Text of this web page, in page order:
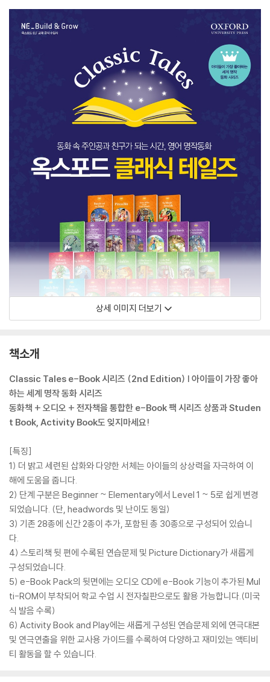
상세 이미지 더보기
책소개
Classic Tales e-Book 시리즈 (2nd Edition) | 아이들이 가장 좋아
하는 세계 명작 동화 시리즈
동화책 + 오디오 + 전자책을 통합한 e-Book 팩 시리즈 상품과 Studen
t Book, Activity Book도 잊지마세요!
[특징]
1) 더 밝고 세련된 삽화와 다양한 서체는 아이들의 상상력을 자극하여 이
해에 도움을 줍니다.
2) 단계 구분은 Beginner ~ Elementary에서 Level 1 ~ 5로 쉽게 변경
되었습니다. (단, headwords 및 난이도 동일)
3) 기존 28종에 신간 2종이 추가, 포함된 총 30종으로 구성되어 있습니
다.
4) 스토리책 뒷 편에 수록된 연습문제 및 Picture Dictionary가 새롭게
구성되었습니다.
5) e-Book Pack의 뒷면에는 오디오 CD에 e-Book 기능이 추가된 Mul
ti-ROM이 부착되어 학교 수업 시 전자칠판으로도 활용 가능합니다.(미국
식 발음 수록)
6) Activity Book and Play에는 새롭게 구성된 연습문제 외에 연극대본
및 연극연출을 위한 교사용 가이드를 수록하여 다양하고 재미있는 액티비
티 활동을 할 수 있습니다.